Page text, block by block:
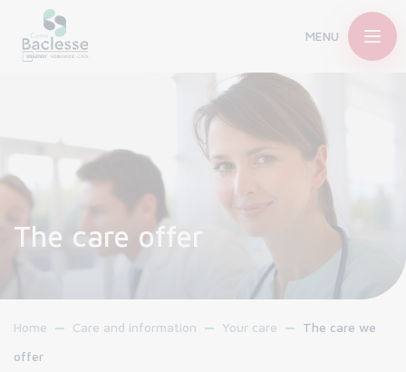
MENU
The care offer
Home Care and information Your care
The care we
offer